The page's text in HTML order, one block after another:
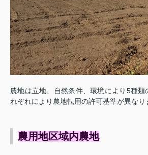
農地は立地、自然条件、環境により5種類
れぞれにより農地転用の許可基準が異なり
農用地区域内農地